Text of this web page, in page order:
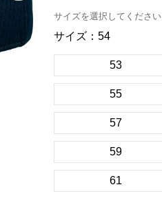
サイズを選択してください
サイズ： 54
53
55
57
59
61